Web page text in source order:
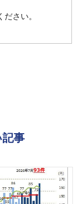
さい。
事